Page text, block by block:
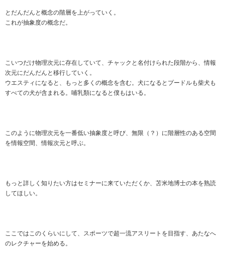
とだんだんと概念の階層を上がっていく。
これが抽象度の概念だ。
こいつだけ物理次元に存在していて、チャックと名付けられた段階から、情報
次元にだんだんと移行していく。
ウエスティになると、もっと多くの概念を含む。犬になるとプードルも柴犬も
すべての犬が含まれる。哺乳類になると僕もはいる。
このように物理次元を一番低い抽象度と呼び、無限（？）に階層性のある空間
を情報空間、情報次元と呼ぶ。
もっと詳しく知りたい方はセミナーに来ていただくか、苫米地博士の本を熟読
してほしい。
ここではこのくらいにして、スポーツで超一流アスリートを目指す、あたなへ
のレクチャーを始める。